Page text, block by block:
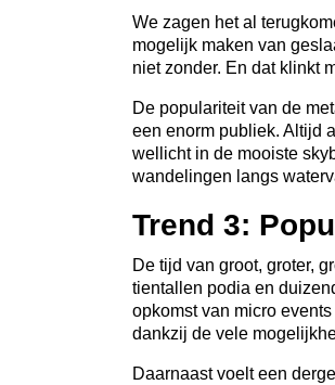
We zagen het al
mogelijk maken van
niet zonder. En dat klinkt
De populariteit van de
een enorm publiek. Altijd
wellicht in de mooiste
wandelingen langs
Trend 3:
De tijd van groot, groter,
tientallen podia en
opkomst van micro
dankzij de vele
Daarnaast voelt een